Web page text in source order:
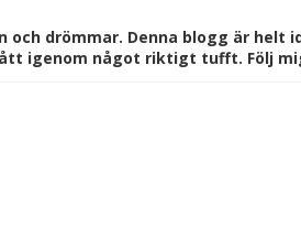
och drömmar. Denna blogg är
igenom något riktigt tufft. Följ